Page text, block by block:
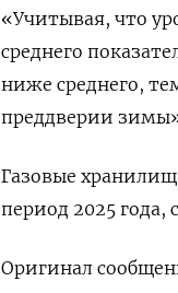
«Учитывая, что
среднего
ниже ‌среднего,
преддверии
Газовые
​период 2025 года,
Оригинал